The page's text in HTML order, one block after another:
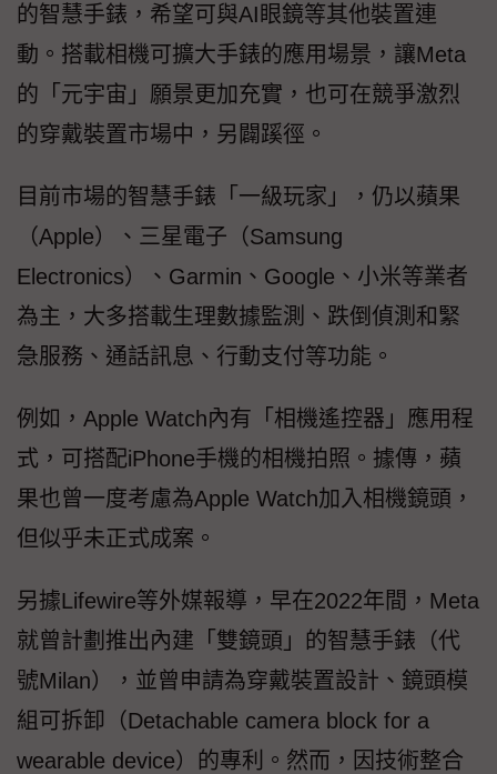
的智慧手錶，希望可與AI眼鏡等其他裝置連
動。搭載相機可擴大手錶的應用場景，讓Meta
的「元宇宙」願景更加充實，也可在競爭激烈
的穿戴裝置市場中，另闢蹊徑。
目前市場的智慧手錶「一級玩家」，仍以蘋果
（Apple）、三星電子（Samsung
Electronics）、Garmin、Google、小米等業者
為主，大多搭載生理數據監測、跌倒偵測和緊
急服務、通話訊息、行動支付等功能。
例如，Apple Watch內有「相機遙控器」應用程
式，可搭配iPhone手機的相機拍照。據傳，蘋
果也曾一度考慮為Apple Watch加入相機鏡頭，
但似乎未正式成案。
另據Lifewire等外媒報導，早在2022年間，Meta
就曾計劃推出內建「雙鏡頭」的智慧手錶（代
號Milan），並曾申請為穿戴裝置設計、鏡頭模
組可拆卸（Detachable camera block for a
wearable device）的專利。然而，因技術整合